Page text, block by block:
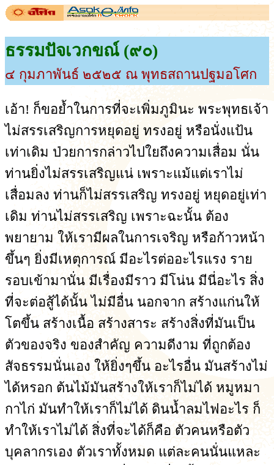
ธรรมปัจเวกขณ์ (๙๐)
๔ กุมภาพันธ์ ๒๕๒๕ ณ พุทธสถานปฐมอโศก
เอ้า! ก็ขอย้ำในการที่จะเพิ่มภูมินะ พระพุทธเจ้า
ไม่สรรเสริญการหยุดอยู่ ทรงอยู่ หรือนั่งแป้น
เท่าเดิม ป่วยการกล่าวไปใยถึงความเสื่อม นั่น
ท่านยิ่งไม่สรรเสริญแน่ เพราะแม้แต่เราไม่
เสื่อมลง ท่านก็ไม่สรรเสริญ ทรงอยู่ หยุดอยู่เท่า
เดิม ท่านไม่สรรเสริญ เพราะฉะนั้น ต้อง
พยายาม ให้เรามีผลในการเจริญ หรือก้าวหน้า
ขึ้นๆ ยิ่งมีเหตุการณ์ มีอะไรต่ออะไรแรง ราย
รอบเข้ามานั่น มีเรื่องมีราว มีโน่น มีนี่อะไร สิ่ง
ที่จะต่อสู้ได้นั้น ไม่มีอื่น นอกจาก สร้างแก่นให้
โตขึ้น สร้างเนื้อ สร้างสาระ สร้างสิ่งที่มันเป็น
ตัวของจริง ของสำคัญ ความดีงาม ที่ถูกต้อง
สัจธรรมนั่นเอง ให้ยิ่งๆขึ้น อะไรอื่น มันสร้างไม่
ได้หรอก ต้นไม้มันสร้างให้เราก็ไม่ได้ หมูหมา
กาไก่ มันทำให้เราก็ไม่ได้ ดินน้ำลมไฟอะไร ก็
ทำให้เราไม่ได้ สิ่งที่จะได้ก็คือ ตัวคนหรือตัว
บุคลากรเอง ตัวเราทั้งหมด แต่ละคนนั่นแหละ